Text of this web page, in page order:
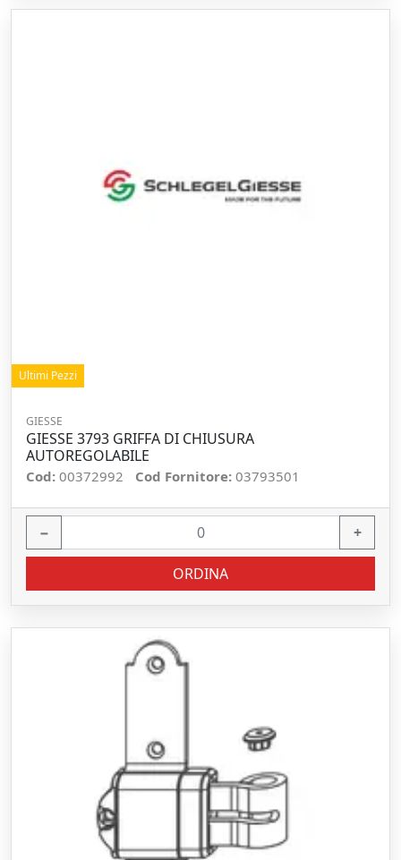
Ultimi Pezzi
GIESSE
GIESSE 3793 GRIFFA DI CHIUSURA
AUTOREGOLABILE
Cod: 00372992 Cod Fornitore: 03793501
− +
ORDINA